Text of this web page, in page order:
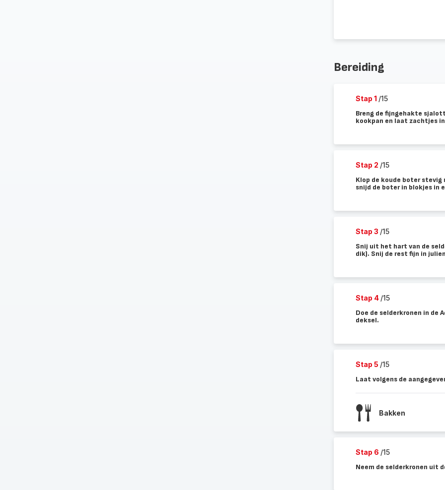
Bereiding
Stap 1 /15
Breng de fijngehakte
kookpan en laat zachtjes
Stap 2 /15
Klop de koude boter
snijd de boter in blokjes in
Stap 3 /15
Snij uit het hart van de
dik). Snij de rest fijn in
Stap 4 /15
Doe de selderkronen in de
deksel.
Stap 5 /15
Laat volgens de
Bakken
Stap 6 /15
Neem de selderkronen uit